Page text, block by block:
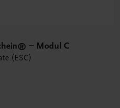
– Modul C
(ESC)